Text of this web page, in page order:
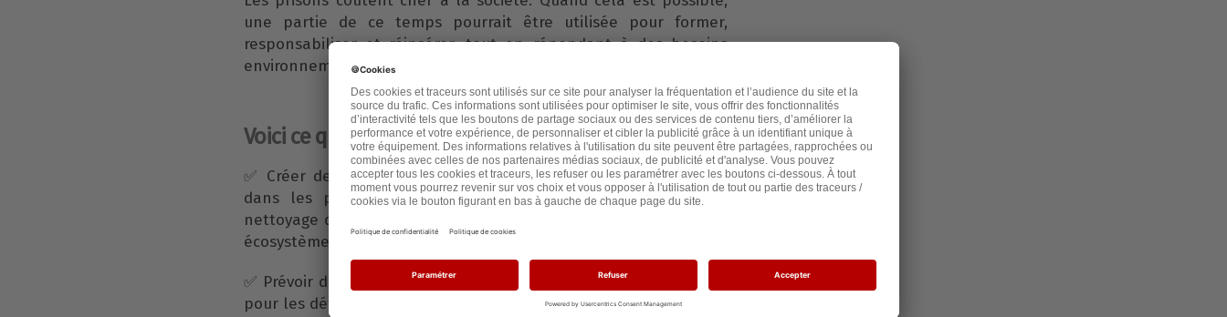
une partie de ce temps pourrait être utilisée pour former,
responsabiliser et réinsérer, tout en répondant à des besoins
environnementaux urgents.
Voici ce qu'il faut faire :
✅ Créer des programmes volontaires de réinsertion écologique
dans les prisons, permettant aux détenus de participer au
nettoyage des plages, à la reforestation et à la restauration des
écosystèmes.
✅ Prévoir des réductions de peine ou des mesures de réinsertion
pour les détenus réellement engagés.